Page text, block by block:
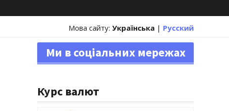
Мова сайту: Українська | Русский
Ми в соціальних мережах
Курс валют